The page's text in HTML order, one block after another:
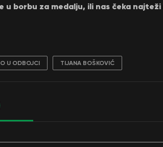
u borbu za medalju, ili nas čeka
U ODBOJCI TIJANA BOŠKOVIĆ